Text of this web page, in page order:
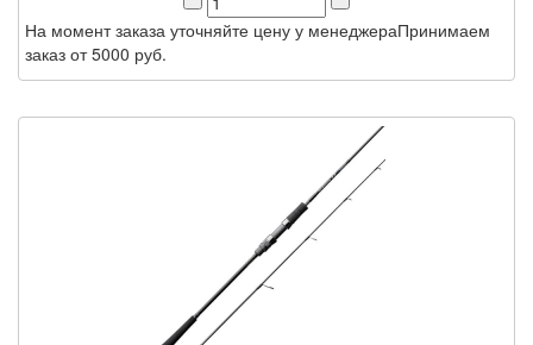
На момент заказа уточняйте цену у менеджераПринимаем
заказ от 5000 руб.